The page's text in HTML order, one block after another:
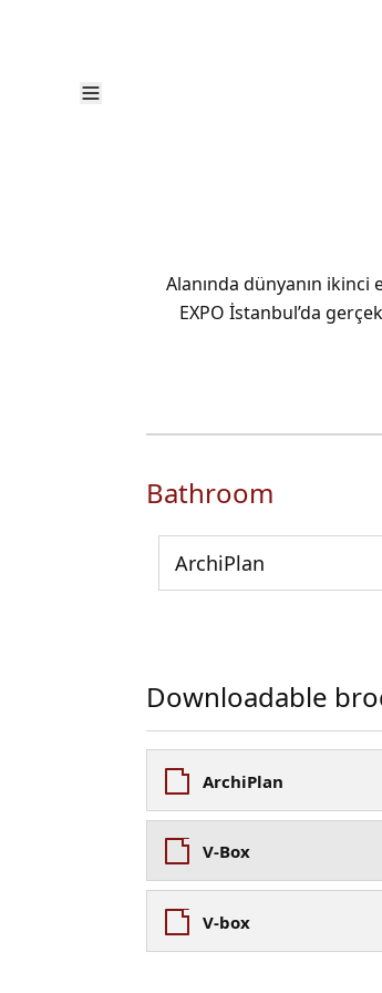
Alanında dünyanın ikinci
EXPO İstanbul’da
Bathroom
ArchiPlan
Downloadable
ArchiPlan
V-Box
V-box